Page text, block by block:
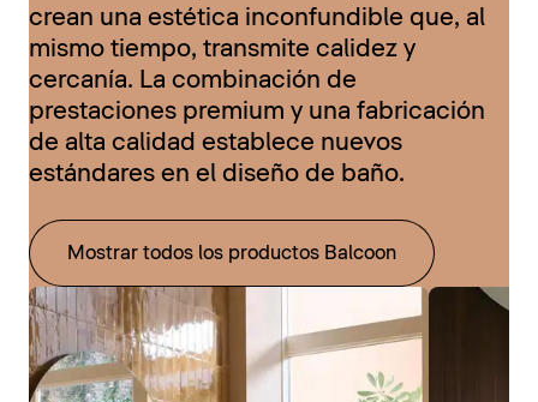
crean una estética inconfundible que, al
mismo tiempo, transmite calidez y
cercanía. La combinación de
prestaciones premium y una fabricación
de alta calidad establece nuevos
estándares en el diseño de baño.
Mostrar todos los productos Balcoon